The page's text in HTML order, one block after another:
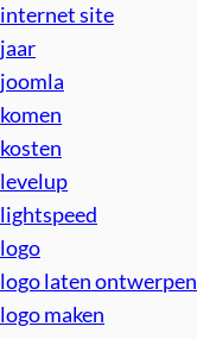
internet site
jaar
joomla
komen
kosten
levelup
lightspeed
logo
logo laten ontwerpen
logo maken